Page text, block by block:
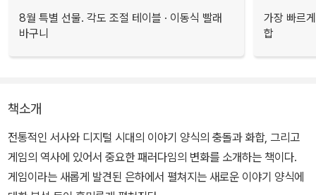
8월 특별 선물. 각도 조절 테이블 · 이동식 빨래
바구니
가장 빠르
합
책소개
전통적인 서사와 디지털 시대의 이야기 양식의 충돌과 화합, 그리고
게임의 역사에 있어서 중요한 패러다임의 변화를 소개하는 책이다.
게임이라는 새롭게 발견된 은하에서 펼쳐지는 새로운 이야기 양식에